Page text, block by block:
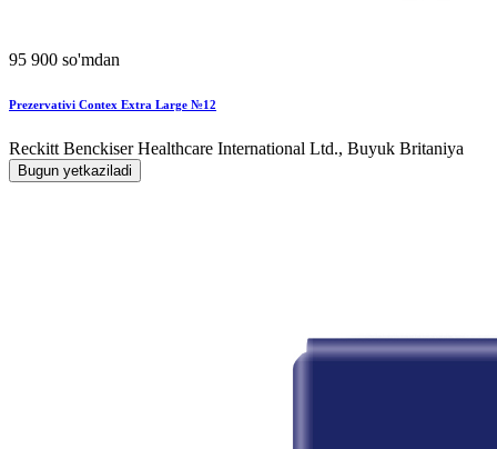
95 900 so'mdan
Prezervativi Contex Extra Large №12
Reckitt Benckiser Healthcare International Ltd., Buyuk Britaniya
Bugun yetkaziladi